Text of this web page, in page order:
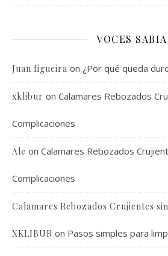
VOCES
Juan figueira on ¿Por qué queda
xklibur on Calamares Rebozados
Complicaciones
Ale on Calamares Rebozados
Complicaciones
Calamares Rebozados Crujientes
XKLIBUR on Pasos simples para